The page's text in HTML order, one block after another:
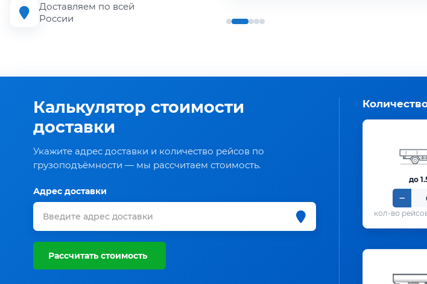
Доставляем по всей
России
Калькулятор стоимости
доставки
Укажите адрес доставки и количество рейсов по
грузоподъёмности — мы рассчитаем стоимость.
Адрес доставки
Рассчитать стоимость
до